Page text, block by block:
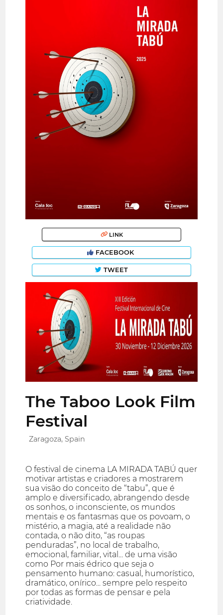
LINK
FACEBOOK
TWEET
The Taboo Look Film
Festival
Zaragoza, Spain
O festival de cinema LA MIRADA TABÚ quer
motivar artistas e criadores a mostrarem
sua visão do conceito de “tabu”, que é
amplo e diversificado, abrangendo desde
os sonhos, o inconsciente, os mundos
mentais e os fantasmas que os povoam, o
mistério, a magia, até a realidade não
contada, o não dito, “as roupas
penduradas”, no local de trabalho,
emocional, familiar, vital... de uma visão
como Por mais édrico que seja o
pensamento humano: casual, humorístico,
dramático, onírico... sempre pelo respeito
por todas as formas de pensar e pela
criatividade.